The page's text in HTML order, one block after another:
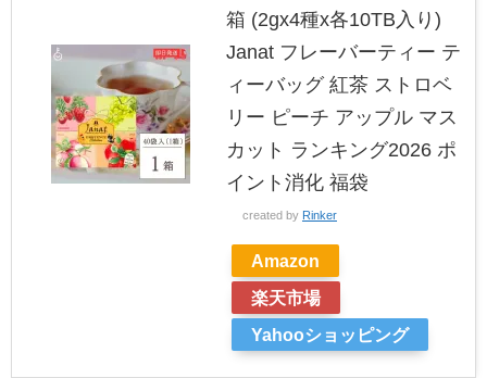
箱 (2gx4種x各10TB入り)
Janat フレーバーティー テ
ィーバッグ 紅茶 ストロベ
リー ピーチ アップル マス
カット ランキング2026 ポ
イント消化 福袋
created by Rinker
Amazon
楽天市場
Yahooショッピング